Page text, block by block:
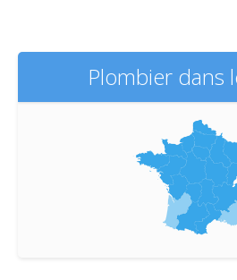
Plombier dans